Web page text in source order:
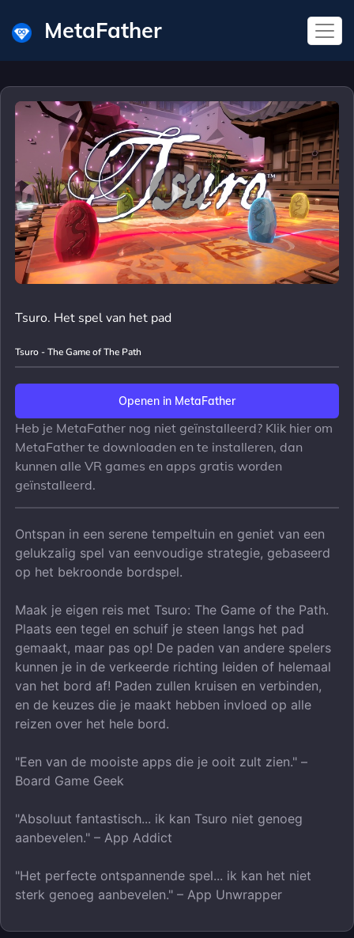
MetaFather
Tsuro. Het spel van het pad
Tsuro - The Game of The Path
Openen in MetaFather
Heb je MetaFather nog niet geïnstalleerd? Klik hier om
MetaFather te downloaden en te installeren, dan
kunnen alle VR games en apps gratis worden
geïnstalleerd.
Ontspan in een serene tempeltuin en geniet van een
gelukzalig spel van eenvoudige strategie, gebaseerd
op het bekroonde bordspel.
Maak je eigen reis met Tsuro: The Game of the Path.
Plaats een tegel en schuif je steen langs het pad
gemaakt, maar pas op! De paden van andere spelers
kunnen je in de verkeerde richting leiden of helemaal
van het bord af! Paden zullen kruisen en verbinden,
en de keuzes die je maakt hebben invloed op alle
reizen over het hele bord.
"Een van de mooiste apps die je ooit zult zien." –
Board Game Geek
"Absoluut fantastisch... ik kan Tsuro niet genoeg
aanbevelen." – App Addict
"Het perfecte ontspannende spel... ik kan het niet
sterk genoeg aanbevelen." – App Unwrapper